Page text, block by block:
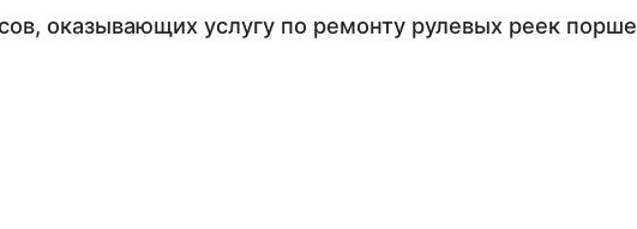
оказывающих услугу по ремонту рулевых реек порше